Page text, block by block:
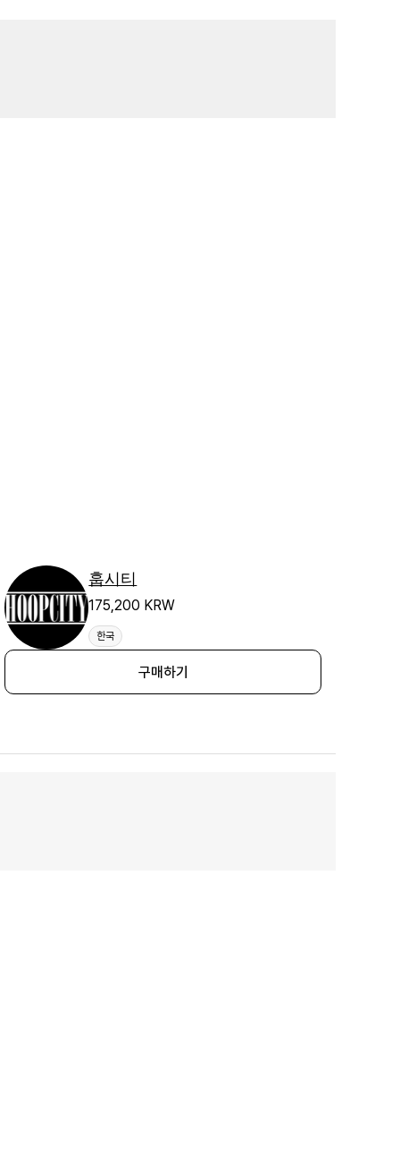
훕시티
175,200 KRW
한국
구매하기